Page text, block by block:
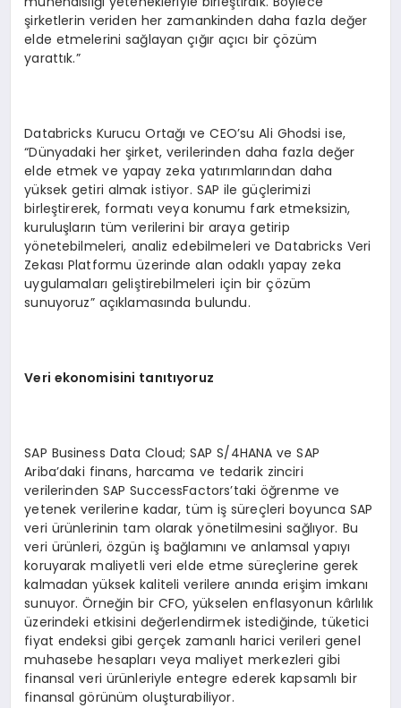
şirketlerin veriden her zamankinden daha fazla değer
elde etmelerini sağlayan çığır açıcı bir çözüm
yarattık.”
Databricks Kurucu Ortağı ve CEO’su Ali Ghodsi ise,
“Dünyadaki her şirket, verilerinden daha fazla değer
elde etmek ve yapay zeka yatırımlarından daha
yüksek getiri almak istiyor. SAP ile güçlerimizi
birleştirerek, formatı veya konumu fark etmeksizin,
kuruluşların tüm verilerini bir araya getirip
yönetebilmeleri, analiz edebilmeleri ve Databricks Veri
Zekası Platformu üzerinde alan odaklı yapay zeka
uygulamaları geliştirebilmeleri için bir çözüm
sunuyoruz” açıklamasında bulundu.
Veri ekonomisini tanıtıyoruz
SAP Business Data Cloud; SAP S/4HANA ve SAP
Ariba’daki finans, harcama ve tedarik zinciri
verilerinden SAP SuccessFactors’taki öğrenme ve
yetenek verilerine kadar, tüm iş süreçleri boyunca SAP
veri ürünlerinin tam olarak yönetilmesini sağlıyor. Bu
veri ürünleri, özgün iş bağlamını ve anlamsal yapıyı
koruyarak maliyetli veri elde etme süreçlerine gerek
kalmadan yüksek kaliteli verilere anında erişim imkanı
sunuyor. Örneğin bir CFO, yükselen enflasyonun kârlılık
üzerindeki etkisini değerlendirmek istediğinde, tüketici
fiyat endeksi gibi gerçek zamanlı harici verileri genel
muhasebe hesapları veya maliyet merkezleri gibi
finansal veri ürünleriyle entegre ederek kapsamlı bir
finansal görünüm oluşturabiliyor.